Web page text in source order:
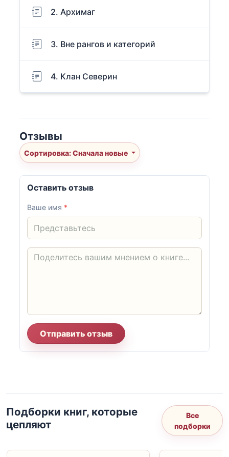
2. Архимаг
3. Вне рангов и категорий
4. Клан Северин
Отзывы
Сортировка: Сначала новые
Оставить отзыв
Ваше имя *
Отправить отзыв
Подборки книг, которые
цепляют
Все
подборки